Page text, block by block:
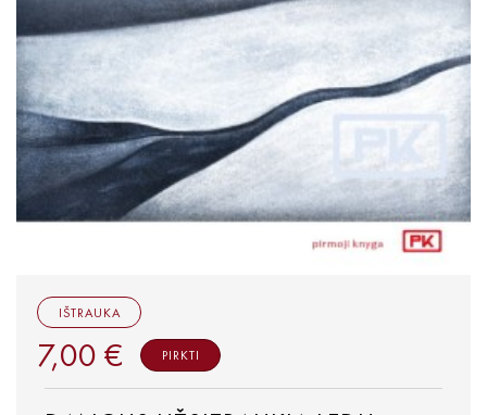
Knygos su autografais
KNYGOS PIGIAU
Išparduota
IŠTRAUKA
7,00 € PIRKTI